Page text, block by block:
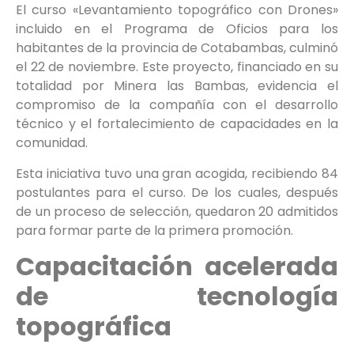
El curso «Levantamiento topográfico con Drones»
incluido en el Programa de Oficios para los
habitantes de la provincia de Cotabambas, culminó
el 22 de noviembre. Este proyecto, financiado en su
totalidad por Minera las Bambas, evidencia el
compromiso de la compañía con el desarrollo
técnico y el fortalecimiento de capacidades en la
comunidad.
Esta iniciativa tuvo una gran acogida, recibiendo 84
postulantes para el curso. De los cuales, después
de un proceso de selección, quedaron 20 admitidos
para formar parte de la primera promoción.
Capacitación acelerada
de tecnología
topográfica